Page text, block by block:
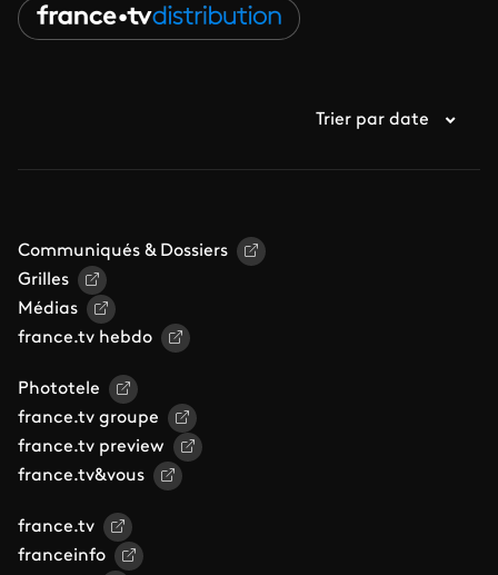
Trier par date
Communiqués & Dossiers
Grilles
Médias
france.tv hebdo
Phototele
france.tv groupe
france.tv preview
france.tv&vous
france.tv
franceinfo